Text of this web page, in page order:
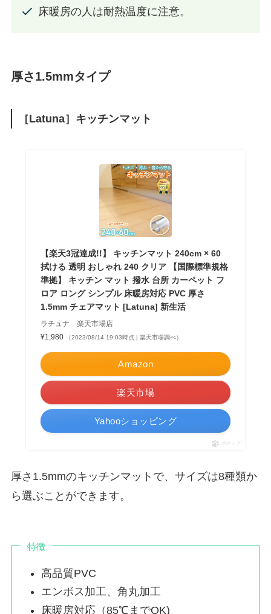
床暖房の人は耐熱温度に注意。
厚さ1.5mmタイプ
［Latuna］キッチンマット
【楽天3冠達成!!】 キッチンマット 240cm × 60
拭ける 透明 おしゃれ 240 クリア 【国際標準規格
準拠】 キッチン マット 撥水 台所 カーペット フ
ロア ロング シンプル 床暖房対応 PVC 厚さ
1.5mm チェアマット [Latuna] 新生活
ラチュナ 楽天市場店
¥1,980
（2023/08/14 19:03時点 | 楽天市場調べ）
Amazon
楽天市場
Yahooショッピング
ポチップ
厚さ1.5mmのキッチンマットで、サイズは8種類か
ら選ぶことができます。
特徴
高品質PVC
エンボス加工、角丸加工
床暖房対応（85℃までOK)